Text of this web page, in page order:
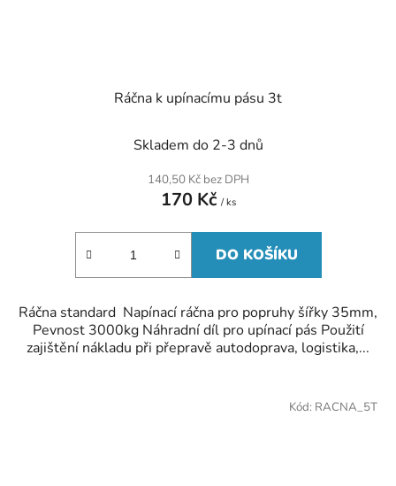
Ráčna k upínacímu pásu 3t
Skladem do 2-3 dnů
140,50 Kč bez DPH
170 Kč / ks
DO KOŠÍKU
Ráčna standard Napínací ráčna pro popruhy šířky 35mm,
Pevnost 3000kg Náhradní díl pro upínací pás Použití
zajištění nákladu při přepravě autodoprava, logistika,...
Kód: RACNA_5T